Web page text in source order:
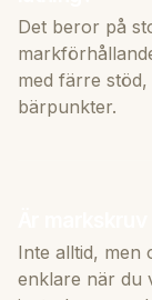
Det beror på
med färre
bärpunkter.
Inte alltid, men
enklare när du